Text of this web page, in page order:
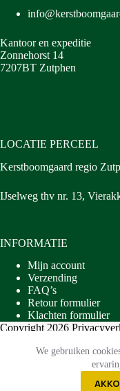
We gebruiken
Kantoor en expeditie
Zonnehorst 14
7207BT Zutphen
LOCATIE PERCEEL
Kerstboomgaard regio
IJselweg thv nr. 13,
INFORMATIE
Mijn account
Verzending
FAQ’s
Retour formulier
Klachten formulier
Copyright 2026